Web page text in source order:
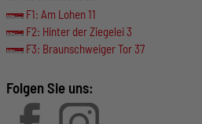
F1: Am Lohen 11
F2: Hinter der Ziegelei 3
F3: Braunschweiger Tor 37
Folgen Sie uns: